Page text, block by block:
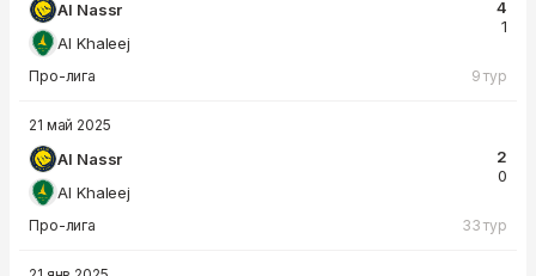
Al Nassr
Al Khaleej
4
1
Про-лига 9 тур
21 май 2025
Al Nassr
Al Khaleej
2
0
Про-лига 33 тур